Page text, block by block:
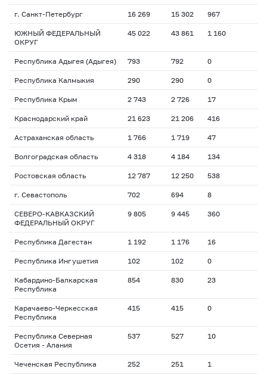
г. Санкт-Петербург 16 269 15 302 967
ЮЖНЫЙ ФЕДЕРАЛЬНЫЙ
ОКРУГ
45 022 43 861 1 160
Республика Адыгея (Адыгея) 793 792 0
Республика Калмыкия 290 290 0
Республика Крым 2 743 2 726 17
Краснодарский край 21 623 21 206 416
Астраханская область 1 766 1 719 47
Волгоградская область 4 318 4 184 134
Ростовская область 12 787 12 250 538
г. Севастополь 702 694 8
СЕВЕРО-КАВКАЗСКИЙ
ФЕДЕРАЛЬНЫЙ ОКРУГ
9 805 9 445 360
Республика Дагестан 1 192 1 176 16
Республика Ингушетия 102 102 0
Кабардино-Балкарская
Республика
854 830 23
Карачаево-Черкесская
Республика
415 415 0
Республика Северная
Осетия - Алания
537 527 10
Чеченская Республика 252 251 1